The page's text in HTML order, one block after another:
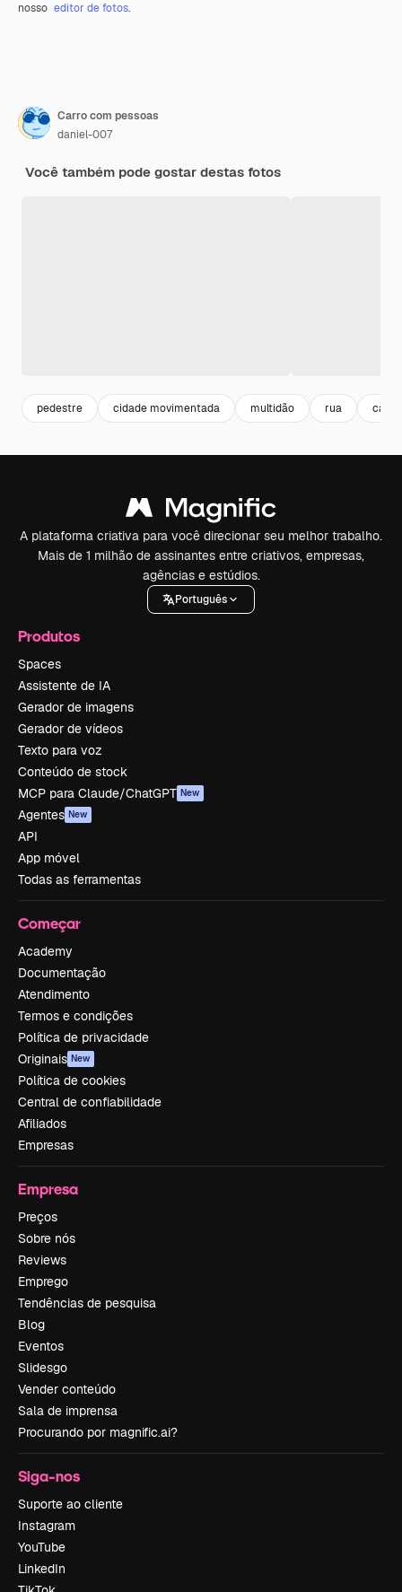
nosso editor de fotos.
Carro com pessoas
daniel-007
Você também pode gostar destas fotos
pedestre cidade movimentada multidão rua carro
A plataforma criativa para você direcionar seu melhor trabalho.
Mais de 1 milhão de assinantes entre criativos, empresas,
agências e estúdios.
Português
Produtos
Spaces
Assistente de IA
Gerador de imagens
Gerador de vídeos
Texto para voz
Conteúdo de stock
MCP para Claude/ChatGPT New
Agentes New
API
App móvel
Todas as ferramentas
Começar
Academy
Documentação
Atendimento
Termos e condições
Política de privacidade
Originais New
Política de cookies
Central de confiabilidade
Afiliados
Empresas
Empresa
Preços
Sobre nós
Reviews
Emprego
Tendências de pesquisa
Blog
Eventos
Slidesgo
Vender conteúdo
Sala de imprensa
Procurando por magnific.ai?
Siga-nos
Suporte ao cliente
Instagram
YouTube
LinkedIn